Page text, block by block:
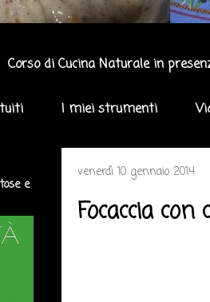
Corso di Cucina Naturale in
I miei strumenti
venerdì 10 gennaio 2014
Focaccia
e